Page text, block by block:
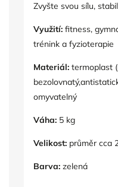
Zvyšte svou sílu,
Využití: fitness,
trénink a fyzioterapie
Materiál: termoplast
omyvatelný
Váha: 5 kg
Velikost: průměr cca
Barva: zelená